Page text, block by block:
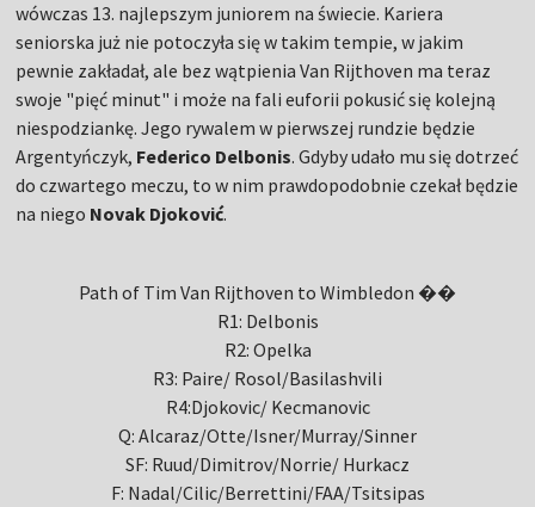
wówczas 13. najlepszym juniorem na świecie. Kariera
seniorska już nie potoczyła się w takim tempie, w jakim
pewnie zakładał, ale bez wątpienia Van Rijthoven ma teraz
swoje "pięć minut" i może na fali euforii pokusić się kolejną
niespodziankę. Jego rywalem w pierwszej rundzie będzie
Argentyńczyk, Federico Delbonis. Gdyby udało mu się dotrzeć
do czwartego meczu, to w nim prawdopodobnie czekał będzie
na niego Novak Djoković.
Path of Tim Van Rijthoven to Wimbledon ��
R1: Delbonis
R2: Opelka
R3: Paire/ Rosol/Basilashvili
R4:Djokovic/ Kecmanovic
Q: Alcaraz/Otte/Isner/Murray/Sinner
SF: Ruud/Dimitrov/Norrie/ Hurkacz
F: Nadal/Cilic/Berrettini/FAA/Tsitsipas